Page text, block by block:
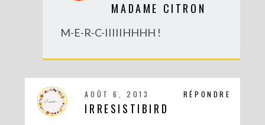
MADAME CITRON
M-E-R-C-IIIIIHHHH !
RÉPONDRE
AOÛT 6, 2013
IRRESISTIBIRD